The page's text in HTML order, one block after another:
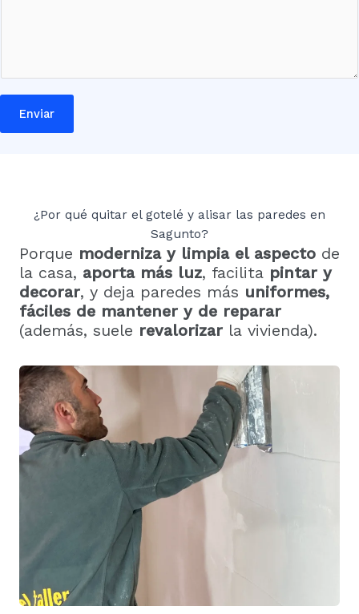
t
r
n
Enviar
¿Por qué quitar el gotelé y alisar las paredes en
Sagunto?
Porque moderniza y limpia el aspecto de
la casa, aporta más luz, facilita pintar y
decorar, y deja paredes más uniformes,
fáciles de mantener y de reparar
(además, suele revalorizar la vivienda).